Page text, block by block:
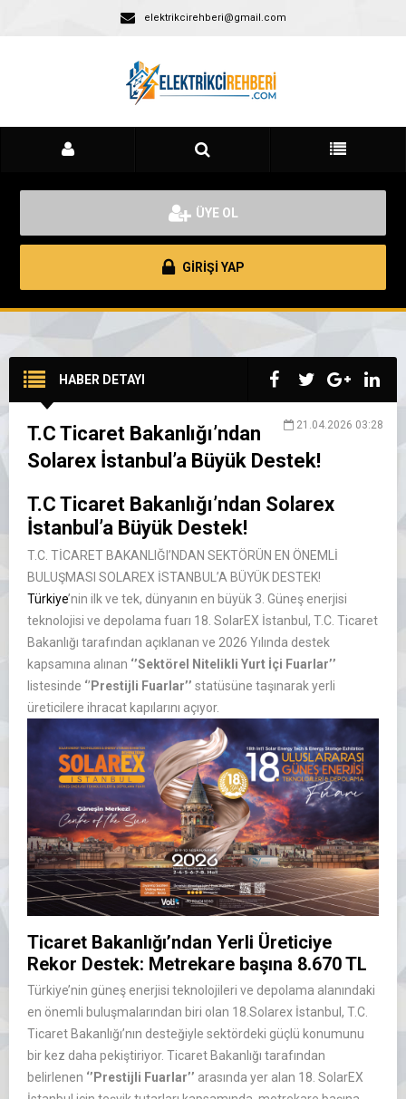
elektrikcirehberi@gmail.com
ÜYE OL
GİRİŞİ YAP
HABER DETAYI
21.04.2026 03:28
T.C Ticaret Bakanlığı’ndan
Solarex İstanbul’a Büyük Destek!
T.C Ticaret Bakanlığı’ndan Solarex
İstanbul’a Büyük Destek!
T.C. TİCARET BAKANLIĞI’NDAN SEKTÖRÜN EN ÖNEMLİ
BULUŞMASI SOLAREX İSTANBUL’A BÜYÜK DESTEK!
Türkiye’nin ilk ve tek, dünyanın en büyük 3. Güneş enerjisi
teknolojisi ve depolama fuarı 18. SolarEX İstanbul, T.C. Ticaret
Bakanlığı tarafından açıklanan ve 2026 Yılında destek
kapsamına alınan ‘’Sektörel Nitelikli Yurt İçi Fuarlar’’
listesinde ‘’ Prestijli Fuarlar’’ statüsüne taşınarak yerli
üreticilere ihracat kapılarını açıyor.
Ticaret Bakanlığı’ndan Yerli Üreticiye
Rekor Destek: Metrekare başına 8.670 TL
Türkiye’nin güneş enerjisi teknolojileri ve depolama alanındaki
en önemli buluşmalarından biri olan 18.Solarex İstanbul, T.C.
Ticaret Bakanlığı’nın desteğiyle sektördeki güçlü konumunu
bir kez daha pekiştiriyor. Ticaret Bakanlığı tarafından
belirlenen ‘’Prestijli Fuarlar’’ arasında yer alan 18. SolarEX